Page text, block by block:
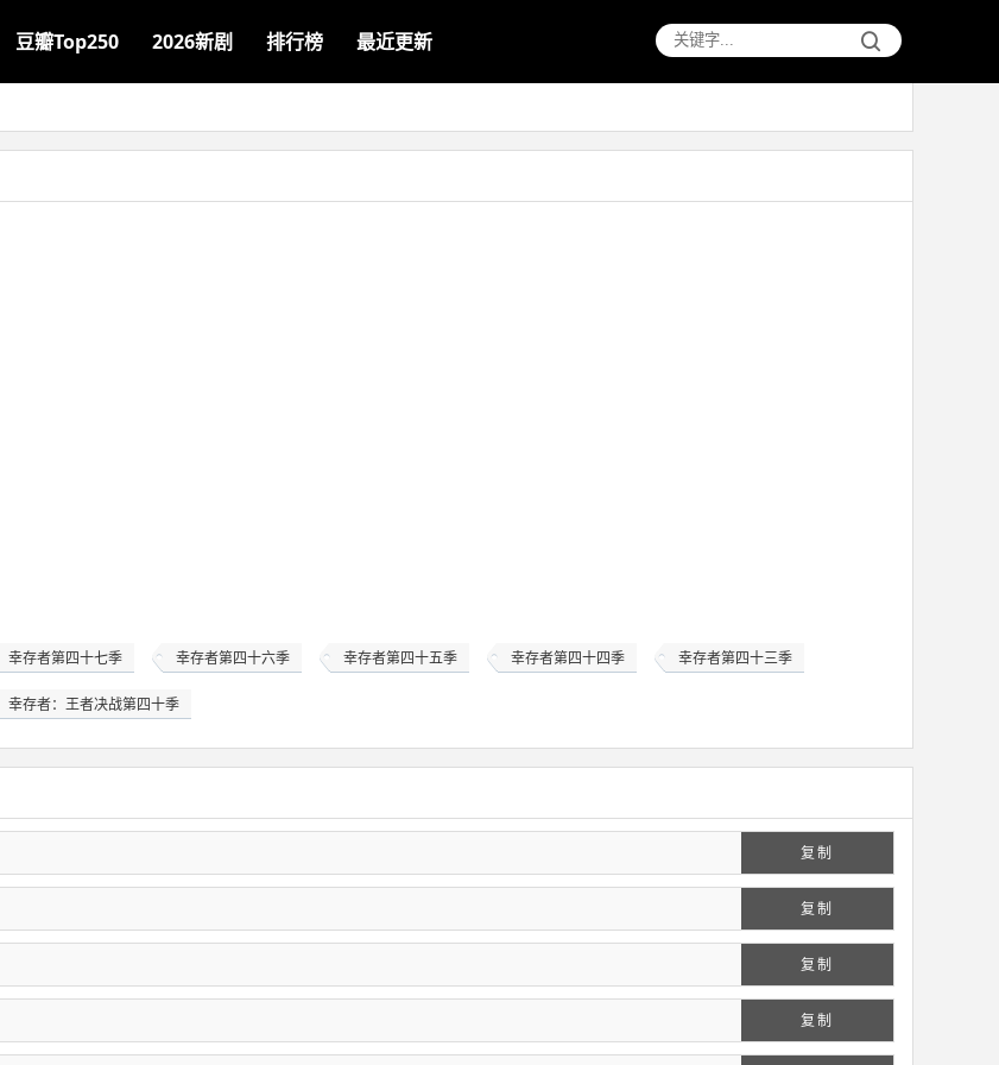
豆瓣Top250 2026新剧 排行榜 最近更新
幸存者第四十七季 幸存者第四十六季 幸存者第四十五季 幸存者第四十四季 幸存者第四十三季
幸存者：王者决战第四十季
复制
复制
复制
复制